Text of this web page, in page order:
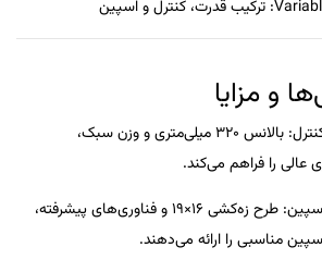
: ترکیب قدرت، کنترل و اسپین
و مزایا
: بالانس 320 میلی‌متری و وزن سبک،
عالی را فراهم می‌کند.
: طرح زه‌کشی 16×19 و فناوری‌های پیشرفته،
مناسبی را ارائه می‌دهند.